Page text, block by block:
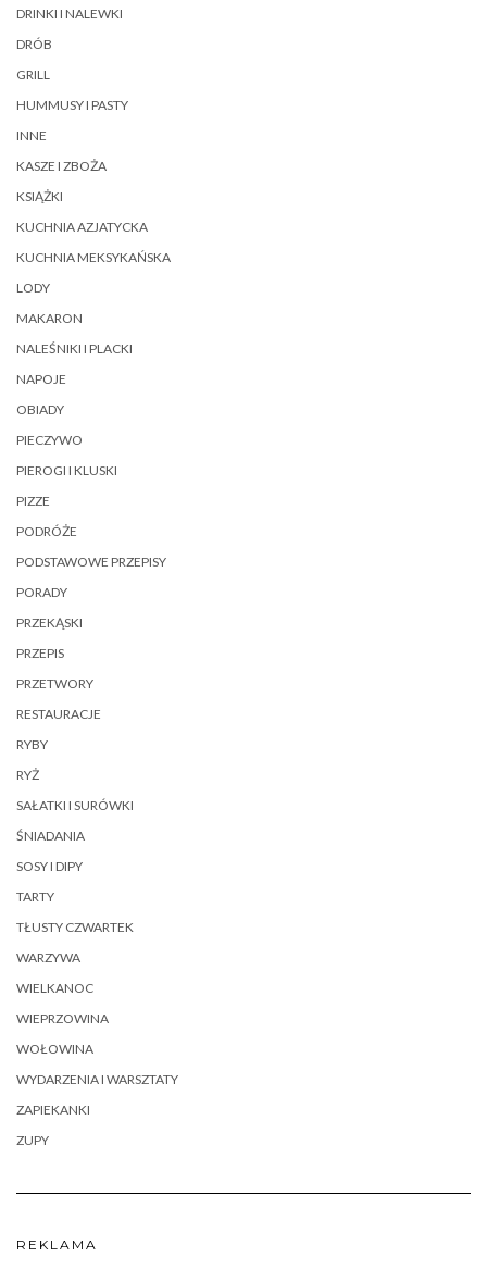
DRINKI I NALEWKI
DRÓB
GRILL
HUMMUSY I PASTY
INNE
KASZE I ZBOŻA
KSIĄŻKI
KUCHNIA AZJATYCKA
KUCHNIA MEKSYKAŃSKA
LODY
MAKARON
NALEŚNIKI I PLACKI
NAPOJE
OBIADY
PIECZYWO
PIEROGI I KLUSKI
PIZZE
PODRÓŻE
PODSTAWOWE PRZEPISY
PORADY
PRZEKĄSKI
PRZEPIS
PRZETWORY
RESTAURACJE
RYBY
RYŻ
SAŁATKI I SURÓWKI
ŚNIADANIA
SOSY I DIPY
TARTY
TŁUSTY CZWARTEK
WARZYWA
WIELKANOC
WIEPRZOWINA
WOŁOWINA
WYDARZENIA I WARSZTATY
ZAPIEKANKI
ZUPY
REKLAMA